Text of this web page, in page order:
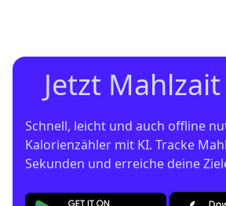
Jetzt
Schnell, leicht und auch offline
Kalorienzähler mit KI. Tracke
Sekunden und erreiche deine